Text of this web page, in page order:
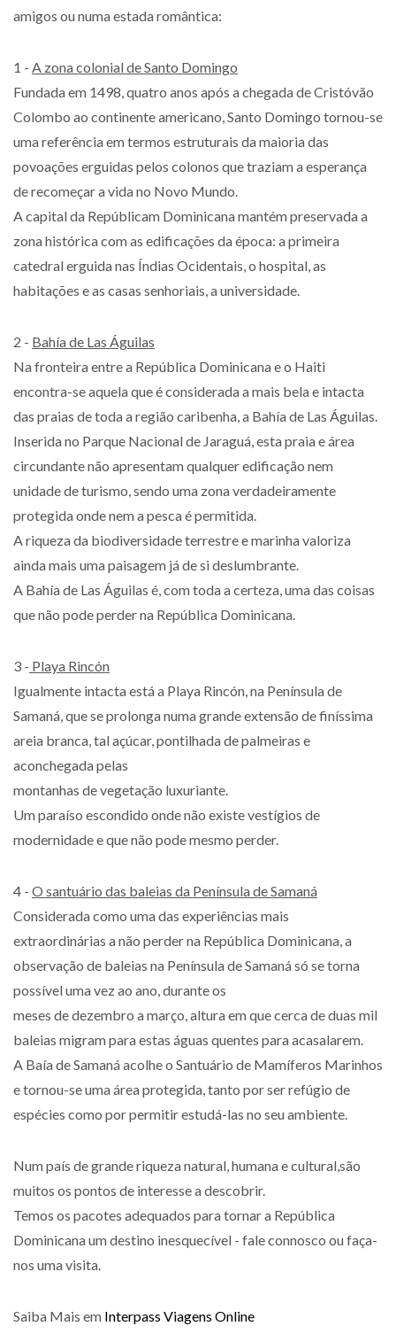
amigos ou numa estada romântica:
1 - A zona colonial de Santo Domingo
Fundada em 1498, quatro anos após a chegada de Cristóvão
Colombo ao continente americano, Santo Domingo tornou-se
uma referência em termos estruturais da maioria das
povoações erguidas pelos colonos que traziam a esperança
de recomeçar a vida no Novo Mundo.
A capital da Repúblicam Dominicana mantém preservada a
zona histórica com as edificações da época: a primeira
catedral erguida nas Índias Ocidentais, o hospital, as
habitações e as casas senhoriais, a universidade.
2 - Bahía de Las Águilas
Na fronteira entre a República Dominicana e o Haiti
encontra-se aquela que é considerada a mais bela e intacta
das praias de toda a região caribenha, a Bahía de Las Águilas.
Inserida no Parque Nacional de Jaraguá, esta praia e área
circundante não apresentam qualquer edificação nem
unidade de turismo, sendo uma zona verdadeiramente
protegida onde nem a pesca é permitida.
A riqueza da biodiversidade terrestre e marinha valoriza
ainda mais uma paisagem já de si deslumbrante.
A Bahía de Las Águilas é, com toda a certeza, uma das coisas
que não pode perder na República Dominicana.
3 - Playa Rincón
Igualmente intacta está a Playa Rincón, na Península de
Samaná, que se prolonga numa grande extensão de finíssima
areia branca, tal açúcar, pontilhada de palmeiras e
aconchegada pelas
montanhas de vegetação luxuriante.
Um paraíso escondido onde não existe vestígios de
modernidade e que não pode mesmo perder.
4 - O santuário das baleias da Península de Samaná
Considerada como uma das experiências mais
extraordinárias a não perder na República Dominicana, a
observação de baleias na Península de Samaná só se torna
possível uma vez ao ano, durante os
meses de dezembro a março, altura em que cerca de duas mil
baleias migram para estas águas quentes para acasalarem.
A Baía de Samaná acolhe o Santuário de Mamíferos Marinhos
e tornou-se uma área protegida, tanto por ser refúgio de
espécies como por permitir estudá-las no seu ambiente.
Num país de grande riqueza natural, humana e cultural,são
muitos os pontos de interesse a descobrir.
Temos os pacotes adequados para tornar a República
Dominicana um destino inesquecível - fale connosco ou faça-
nos uma visita.
Saiba Mais em Interpass Viagens Online